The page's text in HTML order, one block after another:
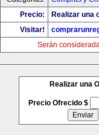
Precio:
Realizar una
Visitar!
Serán
Realizar una
Precio Ofrecido $